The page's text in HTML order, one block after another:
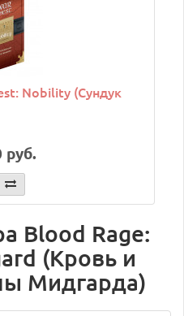
Nobility (Сундук
руб.
Blood Rage:
(Кровь и
Мидгарда)